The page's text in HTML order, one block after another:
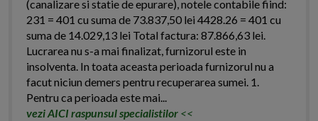
(canalizare si statie de epurare), notele contabile fiind:
231 = 401 cu suma de 73.837,50 lei 4428.26 = 401 cu
suma de 14.029,13 lei Total factura: 87.866,63 lei.
Lucrarea nu s-a mai finalizat, furnizorul este in
insolventa. In toata aceasta perioada furnizorul nu a
facut niciun demers pentru recuperarea sumei. 1.
Pentru ca perioada este mai...
vezi AICI raspunsul specialistilor <<